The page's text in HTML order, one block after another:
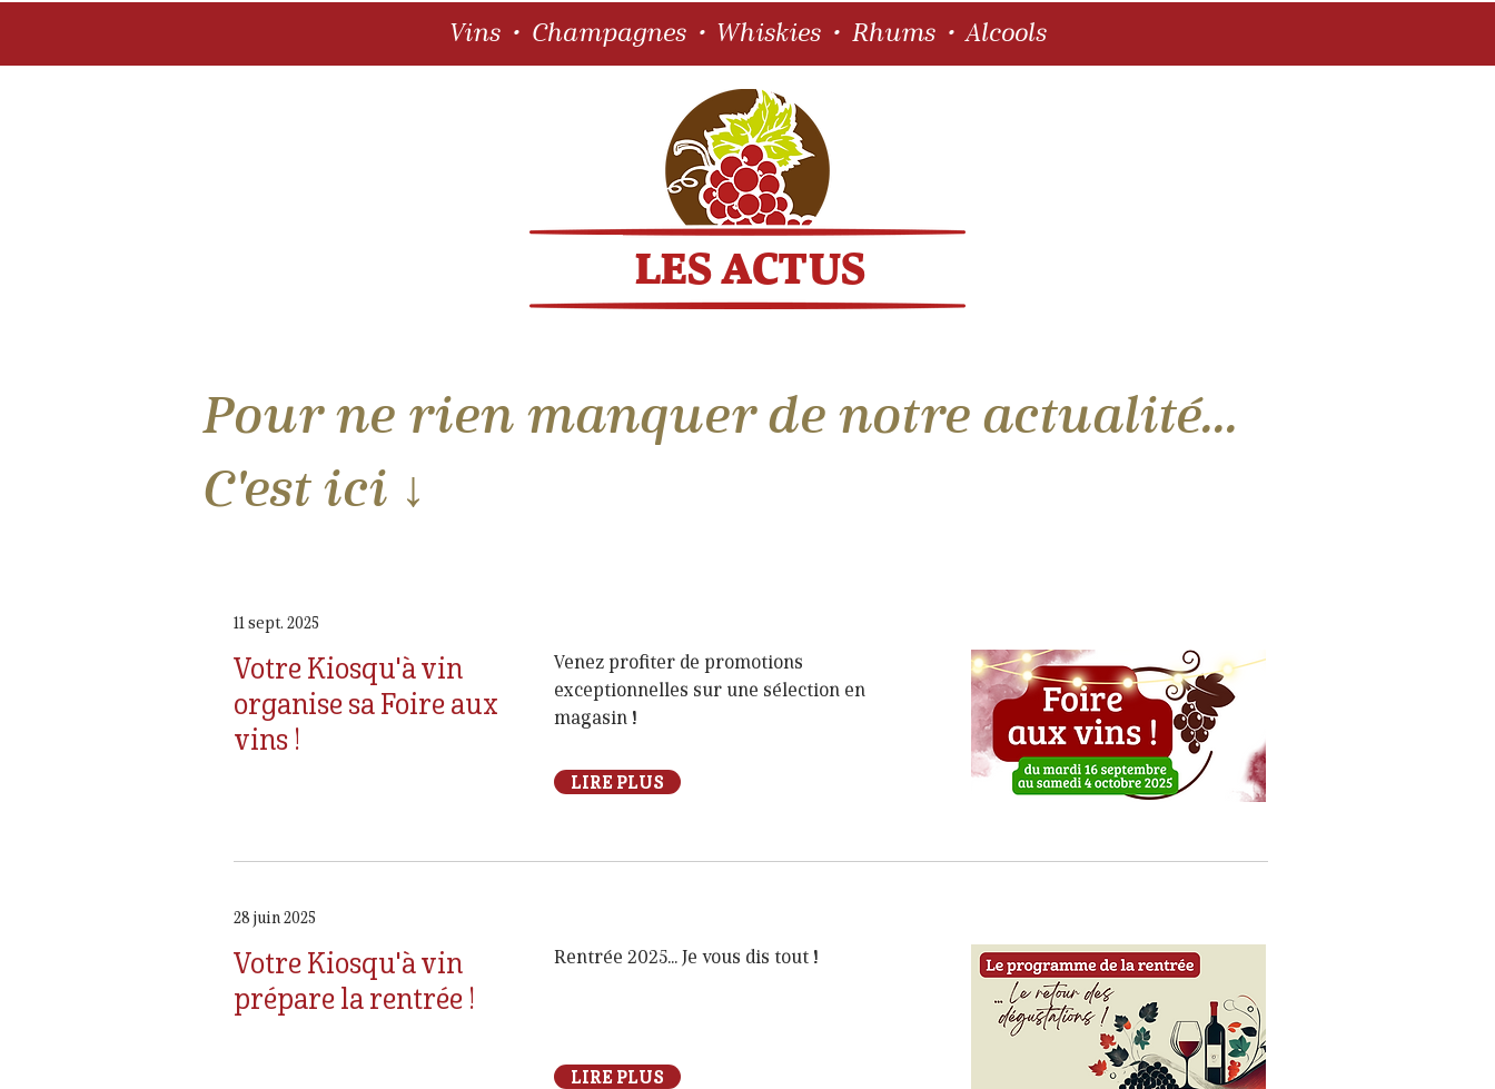
Vins • Champagnes • Whiskies • Rhums • Alcools
Pour ne rien manquer de notre actualité...
C'est ici ↓
11 sept. 2025
Votre Kiosqu'à vin
organise sa Foire aux
vins !
Venez profiter de promotions
exceptionnelles sur une sélection en
magasin !
LIRE PLUS
28 juin 2025
Votre Kiosqu'à vin
prépare la rentrée !
Rentrée 2025... Je vous dis tout !
LIRE PLUS